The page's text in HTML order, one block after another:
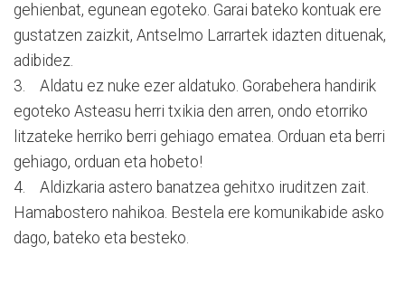
gehienbat, egunean egoteko. Garai bateko kontuak ere
gustatzen zaizkit, Antselmo Larrartek idazten dituenak,
adibidez.
3. Aldatu ez nuke ezer aldatuko. Gorabehera handirik
egoteko Asteasu herri txikia den arren, ondo etorriko
litzateke herriko berri gehiago ematea. Orduan eta berri
gehiago, orduan eta hobeto!
4. Aldizkaria astero banatzea gehitxo iruditzen zait.
Hamabostero nahikoa. Bestela ere komunikabide asko
dago, bateko eta besteko.